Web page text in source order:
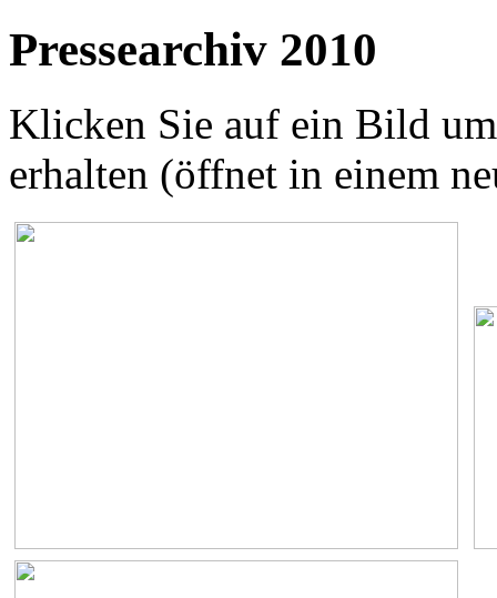
Pressearchiv 2010
Klicken Sie auf ein Bild
erhalten (öffnet in einem